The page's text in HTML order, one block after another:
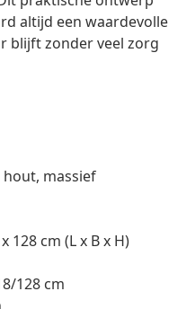
altijd een waardevolle
blijft zonder veel zorg
massief
128 cm (L x B x H)
128 cm